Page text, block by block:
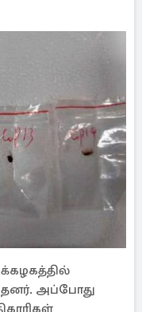
அப்போது